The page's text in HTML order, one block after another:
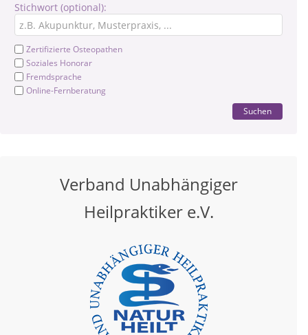
Stichwort (optional):
Zertifizierte Osteopathen
Soziales Honorar
Fremdsprache
Online-Fernberatung
Suchen
Verband Unabhängiger
Heilpraktiker e.V.